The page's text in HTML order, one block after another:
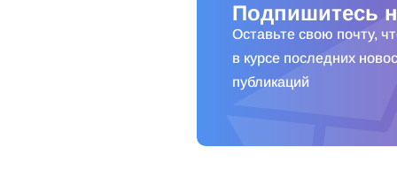
Подпишитесь
Оставьте свою почту,
в курсе последних
публикаций